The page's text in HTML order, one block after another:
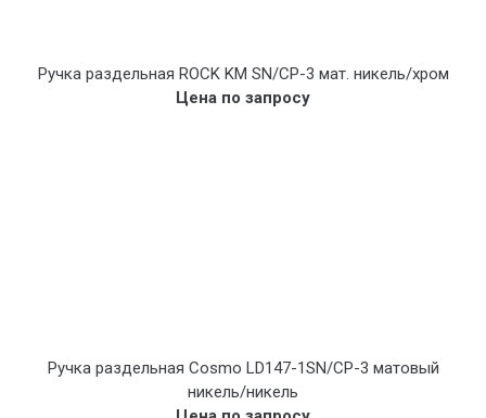
Ручка раздельная ROCK KM SN/CP-3 мат. никель/хром
Цена по запросу
Ручка раздельная Cosmo LD147-1SN/CP-3 матовый
никель/никель